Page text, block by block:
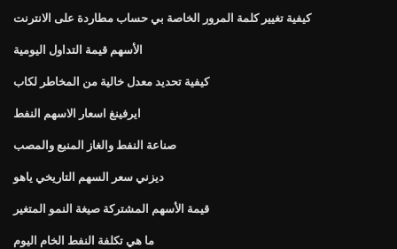
كيفية تغيير كلمة المرور الخاصة بي حساب مطاردة على الانترنت
الأسهم قيمة التداول اليومية
كيفية تحديد معدل خالية من المخاطر لكاب
ايرفينغ اسعار الاسهم النفط
صناعة النفط والغاز المنبع والمصب
ديزني سعر السهم التاريخي ياهو
قيمة الأسهم المشتركة صيغة النمو المتغير
ما هي تكلفة النفط الخام اليوم